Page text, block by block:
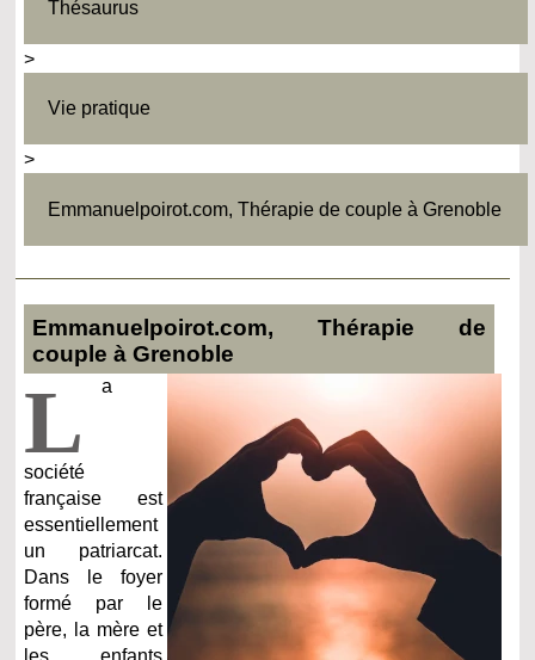
Thésaurus
>
Vie pratique
>
Emmanuelpoirot.com, Thérapie de couple à Grenoble
Emmanuelpoirot.com, Thérapie de
couple à Grenoble
L a
société
française est
essentiellement
un patriarcat.
Dans le foyer
formé par le
père, la mère et
les enfants